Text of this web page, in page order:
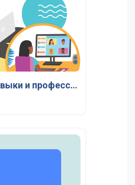
Академические навыки и профессиональная компетентность